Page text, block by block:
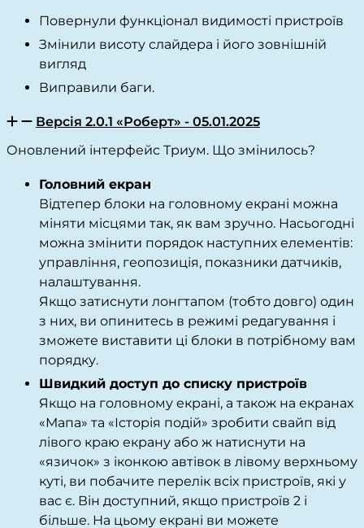
Повернули функціонал видимості пристроїв
Змінили висоту слайдера і його зовнішній
вигляд
Виправили баги.
Версія 2.0.1 «Роберт» - 05.01.2025
Оновлений інтерфейс Триум. Що змінилось?
Головний екран
Відтепер блоки на головному екрані можна
міняти місцями так, як вам зручно. Насьогодні
можна змінити порядок наступних елементів:
управління, геопозиція, показники датчиків,
налаштування.
Якщо затиснути лонгтапом (тобто довго) один
з них, ви опинитесь в режимі редагування і
зможете виставити ці блоки в потрібному вам
порядку.
Швидкий доступ до списку пристроїв
Якщо на головному екрані, а також на екранах
«Мапа» та «Історія подій» зробити свайп від
лівого краю екрану або ж натиснути на
«язичок» з іконкою автівок в лівому верхньому
куті, ви побачите перелік всіх пристроїв, які у
вас є. Він доступний, якщо пристроїв 2 і
більше. На цьому екрані ви можете